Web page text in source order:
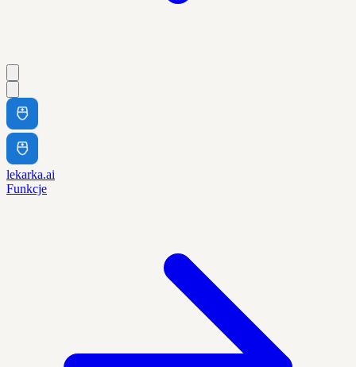
lekarka.ai
Funkcje